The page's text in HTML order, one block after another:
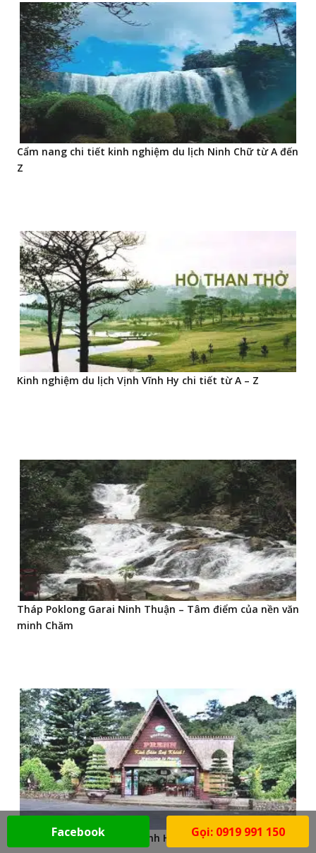
Cẩm nang chi tiết kinh nghiệm du lịch Ninh Chữ từ A đến
Z
Kinh nghiệm du lịch Vịnh Vĩnh Hy chi tiết từ A – Z
Tháp Poklong Garai Ninh Thuận – Tâm điểm của nền văn
minh Chăm
Kinh nghiệm du lịch đảo Bình Hưng
Facebook Gọi: 0919 991 150